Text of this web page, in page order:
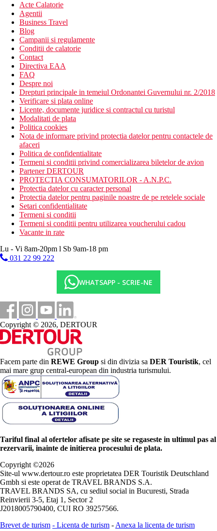
Acte Calatorie
Agentii
Business Travel
Blog
Campanii si regulamente
Conditii de calatorie
Contact
Directiva EAA
FAQ
Despre noi
Drepturi principale in temeiul Ordonantei Guvernului nr. 2/2018
Verificare si plata online
Licente, documente juridice si contractul cu turistul
Modalitati de plata
Politica cookies
Nota de informare privind protectia datelor pentru contactele de
afaceri
Politica de confidentialitate
Termeni si conditii privind comercializarea biletelor de avion
Partener DERTOUR
PROTECTIA CONSUMATORILOR - A.N.P.C.
Protectia datelor cu caracter personal
Protectia datelor pentru paginile noastre de pe retelele sociale
Setari confidentialitate
Termeni si conditii
Termeni si conditii pentru utilizarea voucherului cadou
Vacante in rate
Lu - Vi 8am-20pm l Sb 9am-18 pm
031 22 99 222
WHATSAPP - SCRIE-NE
Copyright © 2026, DERTOUR
Facem parte din REWE Group si din divizia sa DER Touristik, cel
mai mare grup central-european din industria turismului.
Tariful final al ofertelor afisate pe site se regaseste in ultimul pas al
rezervarii, inainte de initierea procesului de plata.
Copyright ©2026
Site-ul www.dertour.ro este proprietatea DER Touristik Deutschland
Gmbh si este operat de TRAVEL BRANDS S.A.
TRAVEL BRANDS SA, cu sediul social in Bucuresti, Strada
Reinvierii 3-5, Etaj 1, Sector 2
J2018005790400, CUI RO 39257566.
Brevet de turism - Licenta de turism - Anexa la licenta de turism